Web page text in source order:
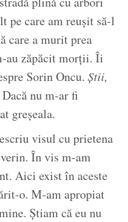
pe care am reușit să-l
care a murit prea
au zăpăcit morții. Îi
Sorin Oncu. Știi,
Dacă nu m-ar fi
greșeala.
visul cu prietena
În vis m-am
Aici exist în aceste
o. M-am apropiat
Știam că eu nu